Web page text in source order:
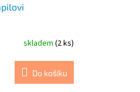
skladem (2 ks)
Do košíku